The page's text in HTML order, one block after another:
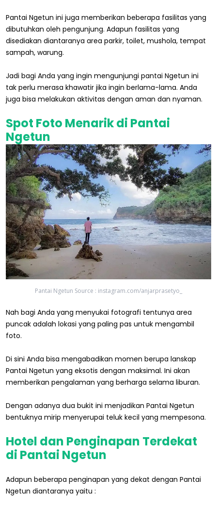
Pantai Ngetun ini juga memberikan beberapa fasilitas yang
dibutuhkan oleh pengunjung. Adapun fasilitas yang
disediakan diantaranya area parkir, toilet, mushola, tempat
sampah, warung.
Jadi bagi Anda yang ingin mengunjungi pantai Ngetun ini
tak perlu merasa khawatir jika ingin berlama-lama. Anda
juga bisa melakukan aktivitas dengan aman dan nyaman.
Spot Foto Menarik di Pantai
Ngetun
Pantai Ngetun Source : instagram.com/anjarprasetyo_
Nah bagi Anda yang menyukai fotografi tentunya area
puncak adalah lokasi yang paling pas untuk mengambil
foto.
Di sini Anda bisa mengabadikan momen berupa lanskap
Pantai Ngetun yang eksotis dengan maksimal. Ini akan
memberikan pengalaman yang berharga selama liburan.
Dengan adanya dua bukit ini menjadikan Pantai Ngetun
bentuknya mirip menyerupai teluk kecil yang mempesona.
Hotel dan Penginapan Terdekat
di Pantai Ngetun
Adapun beberapa penginapan yang dekat dengan Pantai
Ngetun diantaranya yaitu :